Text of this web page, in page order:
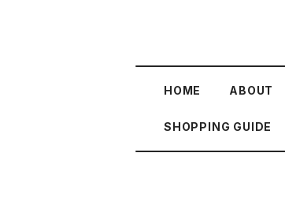
HOME ABOUT
SHOPPING GUIDE